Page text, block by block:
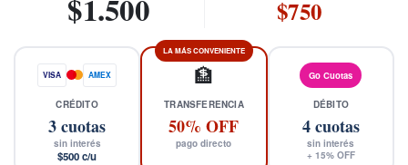
$1.500 $750
VISA AMEX
CRÉDITO
3cuotas
sin interés
$500c/u
LA MÁS CONVENIENTE
🏦
TRANSFERENCIA
50% OFF
pago directo
Go Cuotas
DÉBITO
4cuotas
sin interés
+ 15% OFF